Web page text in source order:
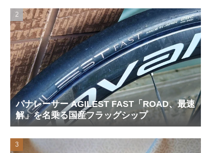
パナレーサー AGILEST FAST「ROAD、最速
解」を名乗る国産フラッグシップ